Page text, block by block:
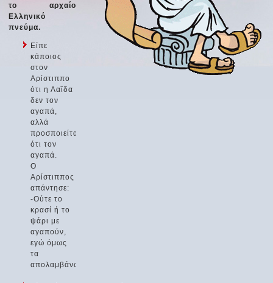
το αρχαίο
Ελληνικό
πνεύμα.
Είπε
κάποιος
στον
Αρίστιππο
ότι η Λαΐδα
δεν τον
αγαπά,
αλλά
προσποιείται
ότι τον
αγαπά.
Ο
Αρίστιππος
απάντησε:
-Ούτε το
κρασί ή το
ψάρι με
αγαπούν,
εγώ όμως
τα
απολαμβάνω.